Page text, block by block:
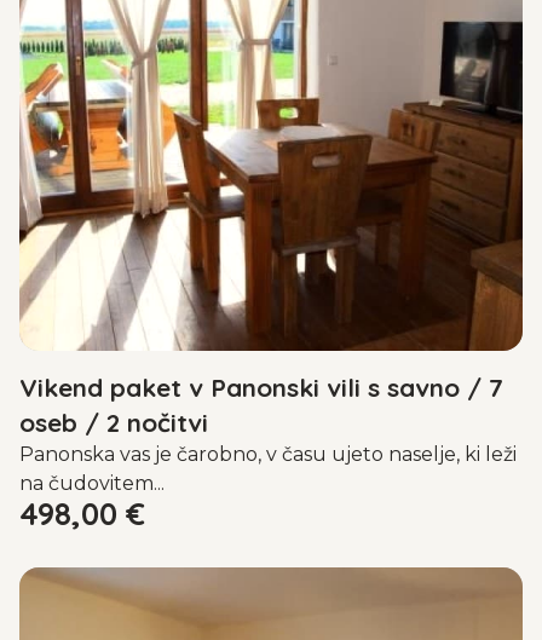
Vikend paket v Panonski vili s savno / 7
oseb / 2 nočitvi
Panonska vas je čarobno, v času ujeto naselje, ki leži
na čudovitem...
498,00 €